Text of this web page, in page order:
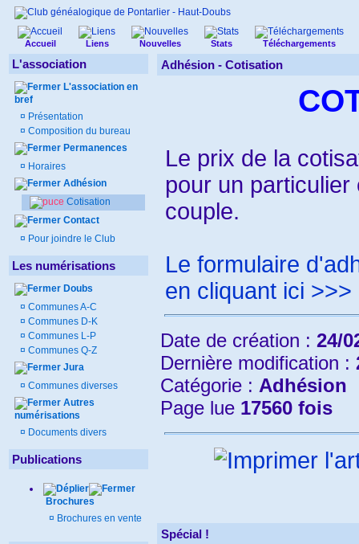
Accueil Liens Nouvelles Stats Téléchargements
L'association
L'association en
bref
¤ Présentation
¤ Composition du bureau
Permanences
¤ Horaires
Adhésion
Cotisation
Contact
¤ Pour joindre le Club
Les numérisations
Doubs
¤ Communes A-C
¤ Communes D-K
¤ Communes L-P
¤ Communes Q-Z
Jura
¤ Communes diverses
Autres
numérisations
¤ Documents divers
Publications
Brochures
¤ Brochures en vente
Adhésion - Cotisation
Le prix de la
pour un
couple.
Le formulaire
en cliquant ici >>>
Date de création : 24/
Dernière modification :
Catégorie : Adhésion
Page lue 17560 fois
Spécial !